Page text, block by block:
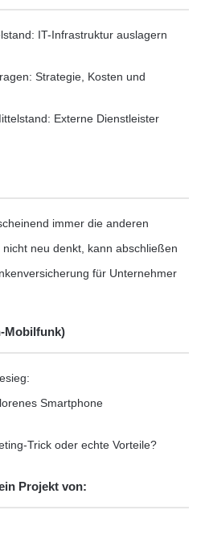
IT-Infrastruktur auslagern
Strategie, Kosten und
Externe Dienstleister
immer die anderen
neu denkt, kann abschließen
für Unternehmer
Mobilfunk)
Smartphone
Trick oder echte Vorteile?
Projekt von: